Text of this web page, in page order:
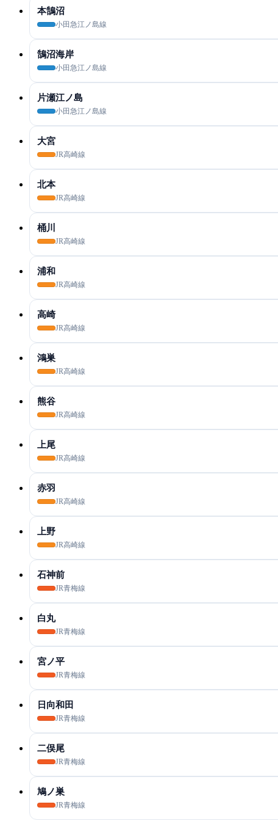
本鵠沼
小田急江ノ島線
鵠沼海岸
小田急江ノ島線
片瀬江ノ島
小田急江ノ島線
大宮
JR高崎線
北本
JR高崎線
桶川
JR高崎線
浦和
JR高崎線
高崎
JR高崎線
鴻巣
JR高崎線
熊谷
JR高崎線
上尾
JR高崎線
赤羽
JR高崎線
上野
JR高崎線
石神前
JR青梅線
白丸
JR青梅線
宮ノ平
JR青梅線
日向和田
JR青梅線
二俣尾
JR青梅線
鳩ノ巣
JR青梅線